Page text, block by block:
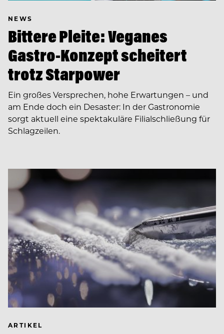
NEWS
Bittere Pleite: Veganes
Gastro-Konzept scheitert
trotz Starpower
Ein großes Versprechen, hohe Erwartungen – und
am Ende doch ein Desaster: In der Gastronomie
sorgt aktuell eine spektakuläre Filialschließung für
Schlagzeilen.
ARTIKEL